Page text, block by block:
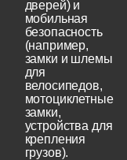
дверей) и
мобильная
безопасность
(например,
замки и шлемы
для
велосипедов,
мотоциклетные
замки,
устройства для
крепления
грузов).